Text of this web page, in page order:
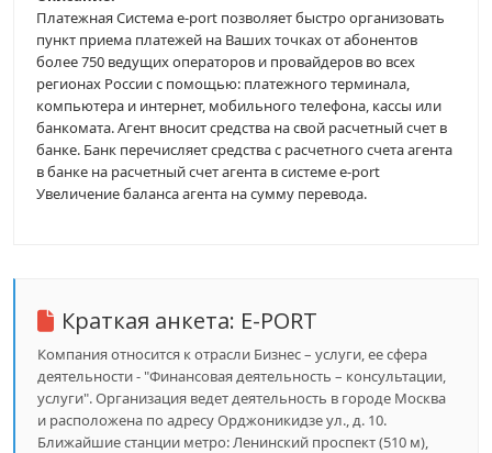
Платежная Система e-port позволяет быстро организовать
пункт приема платежей на Ваших точках от абонентов
более 750 ведущих операторов и провайдеров во всех
регионах России с помощью: платежного терминала,
компьютера и интернет, мобильного телефона, кассы или
банкомата. Агент вносит средства на свой расчетный счет в
банке. Банк перечисляет средства с расчетного счета агента
в банке на расчетный счет агента в системе e-port
Увеличение баланса агента на сумму перевода.
Краткая анкета: E-PORT
Компания относится к отрасли Бизнес – услуги, ее сфера
деятельности - "Финансовая деятельность – консультации,
услуги". Организация ведет деятельность в городе Москва
и расположена по адресу Орджоникидзе ул., д. 10.
Ближайшие станции метро: Ленинский проспект (510 м),